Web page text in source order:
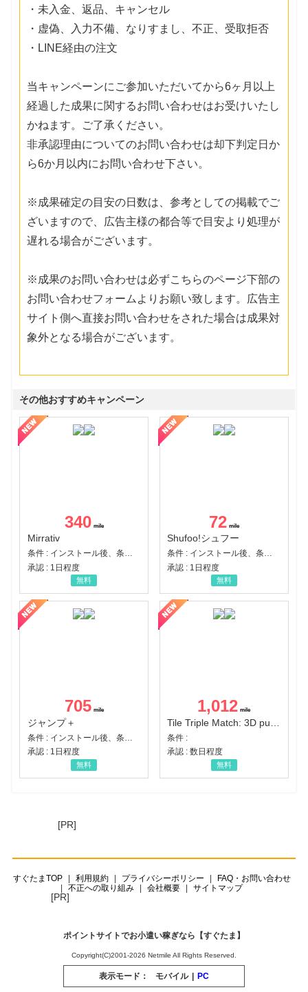
・未入金、返品、キャンセル
・虚偽、入力不備、なりすまし、不正、受取拒否
・LINE経由の注文
当キャンペーンにご参加いただいてから6ヶ月以上
経過した成果に関するお問い合わせはお受けいたし
かねます。ご了承ください。
非承認理由についてのお問い合わせは却下判定日か
ら6か月以内にお問い合わせ下さい。
※成果確定の目安の日数は、参考としての掲載でご
ざいますので、広告主様の都合等で目安より処理が
遅れる場合がございます。
※成果のお問い合わせは必ずこちらのページ下部の
お問い合わせフォームよりお願い致します。広告主
サイト側へ直接お問い合わせをされた場合は成果対
象外となる場合がございます。
その他おすすめキャンペーン
340
Mirrativ
条件 : インストール後、条件達成
承認 : 1日程度
無料
72
Shufoo!シュフー
条件 : インストール後、条件達成
承認 : 1日程度
無料
705
ジャンプ＋
承認 : 1日程度
無料
1,012
条件 :
承認 : 数日程度
無料
[PR]
すぐたまTOP 利用規約 プライバシーポリシー
FAQ・お問い合わせ
不正への取り組み
会社概要 サイトマップ
[PR]
ポイントサイトでお小遣い稼ぎなら【すぐたま】
Copyright(C)2001-2026 Netmile All Rights Reserved.
表示モード： モバイル | PC